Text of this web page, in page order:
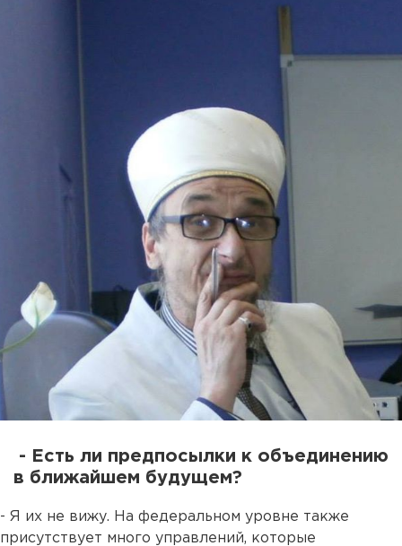
- Есть ли предпосылки к объединению
в ближайшем будущем?
- Я их не вижу. На федеральном уровне также
присутствует много управлений, которые